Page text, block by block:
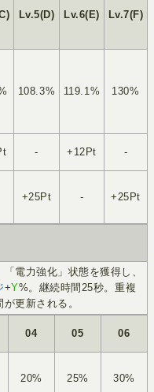
Lv.5(D) Lv.6(E) Lv.7(F)
108.3% 119.1% 130%
- +12Pt -
+25Pt - +25Pt
「電力強化」状態を獲得し、
+Y%。継続時間25秒。重複
更新される。
04 05 06
20% 25% 30%